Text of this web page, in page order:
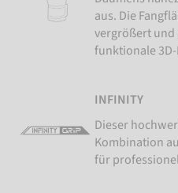
aus. Die
vergrößert und
funktionale
INFINITY
Dieser
Kombination
für